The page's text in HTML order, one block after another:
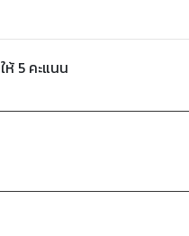
ให้ 5 คะแนน